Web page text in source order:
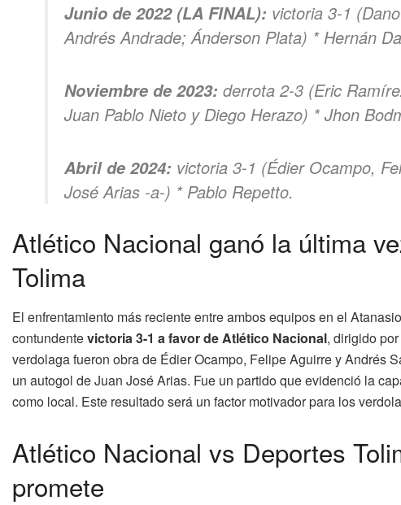
Junio de 2022 (LA FINAL): victoria 3-1
Andrés Andrade; Ánderson Plata) * Hernán
Noviembre de 2023: derrota 2-3 (Eric
Juan Pablo Nieto y Diego Herazo) * Jhon
Abril de 2024: victoria 3-1 (Édier Ocampo,
José Arias -a-) * Pablo Repetto.
Atlético Nacional ganó la última
Tolima
El enfrentamiento más reciente entre ambos equipos en el
contundentevictoria 3-1 a favor de Atlético Nacional, dirigido
verdolaga fueron obra de Édier Ocampo, Felipe Aguirre y Andrés
un autogol de Juan José Arias. Fue un partido que evidenció la
como local. Este resultado será un factor motivador para los
Atlético Nacional vs Deportes
promete